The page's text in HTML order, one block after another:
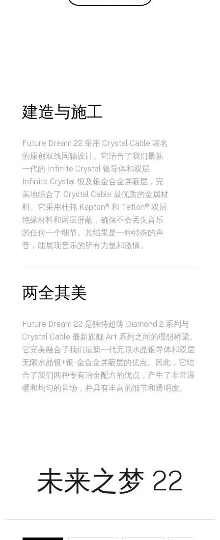
建造与施工
Future Dream 22 采用 Crystal Cable 著名
的原创双线同轴设计。它结合了我们最新
一代的 Infinite Crystal 银导体和双层
Infinite Crystal 银及银金合金屏蔽层，完
美地综合了 Crystal Cable 最优质的金属材
料。它采用杜邦 Kapton® 和 Teflon® 双层
绝缘材料和两层屏蔽，确保不会丢失音乐
的任何一个细节。其结果是一种特殊的声
音，能展现音乐的所有力量和激情。
两全其美
Future Dream 22 是独特超薄 Diamond 2 系列与
Crystal Cable 最新旗舰 Art 系列之间的理想桥梁。
它完美融合了我们最新一代无限水晶银导体和双层
无限水晶银+银-金合金屏蔽层的优点。因此，它结
合了我们两种专有冶金配方的优点，产生了非常温
暖和均匀的音场，并具有丰富的细节和透明度。
未来之梦 22